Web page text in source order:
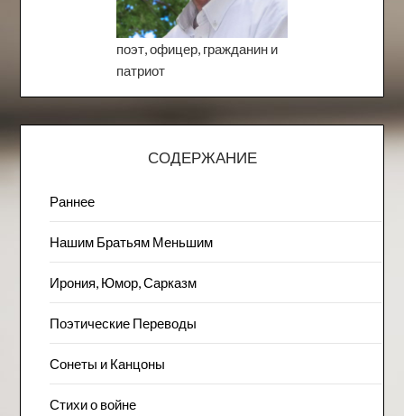
поэт, офицер, гражданин и
патриот
СОДЕРЖАНИЕ
Раннее
Нашим Братьям Меньшим
Ирония, Юмор, Сарказм
Поэтические Переводы
Сонеты и Канцоны
Стихи о войне